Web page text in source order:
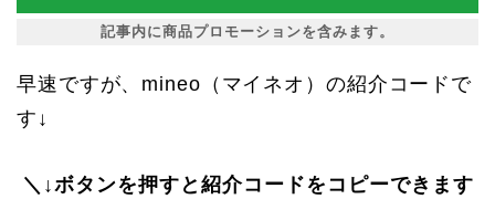
記事内に商品プロモーションを含みます。
早速ですが、mineo（マイネオ）の紹介コードで
す↓
＼↓ボタンを押すと紹介コードをコピーできます